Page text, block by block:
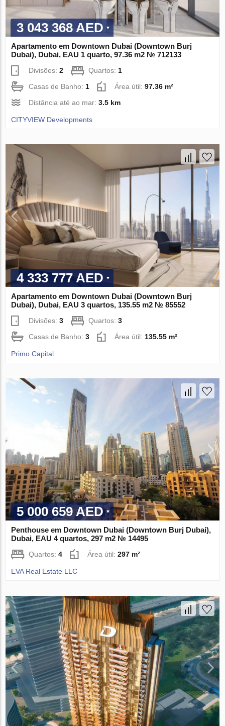
3 043 368 AED
Apartamento em Downtown Dubai (Downtown Burj
Dubai), Dubai, EAU 1 quarto, 97.36 m2 № 712133
Divisões:2 Quartos: 1
Casas de Banho: 1 Área útil:97.36 m²
Distância até ao mar:3.5 km
CITYVIEW Developments
4 333 777 AED
Apartamento em Downtown Dubai (Downtown Burj
Dubai), Dubai, EAU 3 quartos, 135.55 m2 № 85552
Divisões:3 Quartos:3
Casas de Banho:3 Área útil: 135.55 m²
Primo Capital
5 000 659 AED
Penthouse em Downtown Dubai (Downtown Burj Dubai),
Dubai, EAU 4 quartos, 297 m2 № 14495
Quartos:4 Área útil:297 m²
EVA Real Estate LLC